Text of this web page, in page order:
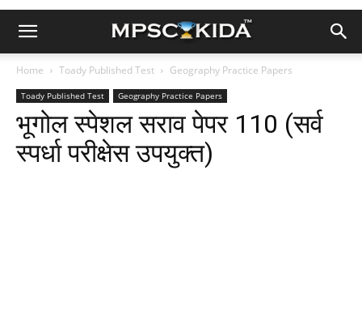
Home Toady Published Test Geography Practice Papers
Toady Published Test Geography Practice Papers
भूगोल स्पेशल सराव पेपर 110 (सर्व
स्पर्धा परीक्षेस उपयुक्त)